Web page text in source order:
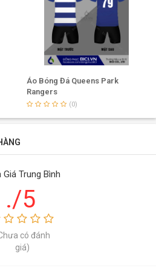
sản phẩm ưng ý với chất lượng tốt
Áo Bóng Đá Queens Park
Rangers
(0)
Giá Trung Bình
./5
có đánh
giá)